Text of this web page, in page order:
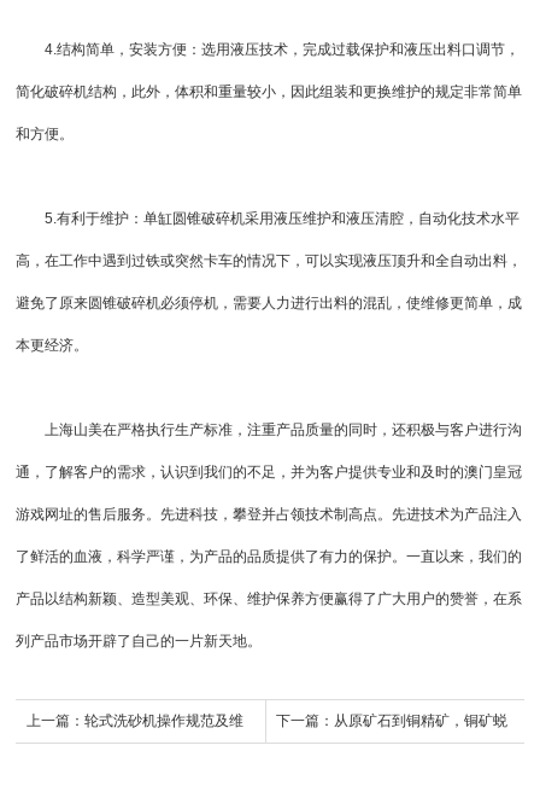
4.结构简单，安装方便：选用液压技术，完成过载保护和液压出料口调节，
简化破碎机结构，此外，体积和重量较小，因此组装和更换维护的规定非常简单
和方便。
5.有利于维护：单缸圆锥破碎机采用液压维护和液压清腔，自动化技术水平
高，在工作中遇到过铁或突然卡车的情况下，可以实现液压顶升和全自动出料，
避免了原来圆锥破碎机必须停机，需要人力进行出料的混乱，使维修更简单，成
本更经济。
上海山美在严格执行生产标准，注重产品质量的同时，还积极与客户进行沟
通，了解客户的需求，认识到我们的不足，并为客户提供专业和及时的澳门皇冠
游戏网址的售后服务。先进科技，攀登并占领技术制高点。先进技术为产品注入
了鲜活的血液，科学严谨，为产品的品质提供了有力的保护。一直以来，我们的
产品以结构新颖、造型美观、环保、维护保养方便赢得了广大用户的赞誉，在系
列产品市场开辟了自己的一片新天地。
上一篇： 轮式洗砂机操作规范及维 下一篇： 从原矿石到铜精矿，铜矿蜕